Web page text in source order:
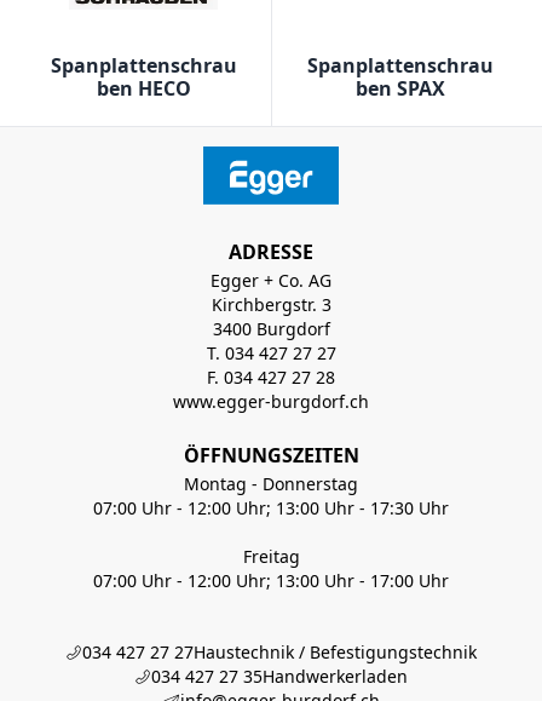
Spanplattenschrau
ben HECO
Spanplattenschrau
ben SPAX
ADRESSE
Egger + Co. AG
Kirchbergstr. 3
3400 Burgdorf
T. 034 427 27 27
F. 034 427 27 28
www.egger-burgdorf.ch
ÖFFNUNGSZEITEN
Montag - Donnerstag
07:00 Uhr - 12:00 Uhr; 13:00 Uhr - 17:30 Uhr
Freitag
07:00 Uhr - 12:00 Uhr; 13:00 Uhr - 17:00 Uhr
034 427 27 27Haustechnik / Befestigungstechnik
034 427 27 35Handwerkerladen